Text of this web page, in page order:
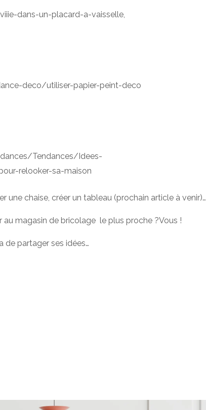
dans-un-placard-a-vaisselle,
deco/utiliser-papier-peint-deco
Tendances/Idees-
relooker-sa-maison
une chaise, créer un tableau (prochain article à venir)…
au magasin de bricolage le plus proche ?Vous !
de partager ses idées…